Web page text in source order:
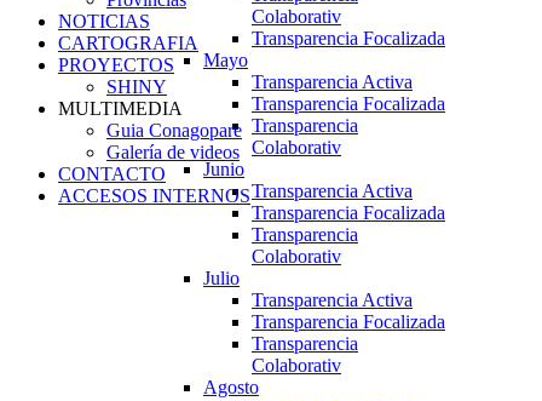
Colaborativ
Transparencia Focalizada
Mayo
Transparencia Activa
Transparencia Focalizada
Transparencia
Colaborativ
Junio
Transparencia Activa
Transparencia Focalizada
Transparencia
Colaborativ
Julio
Transparencia Activa
Transparencia Focalizada
Transparencia
Colaborativ
Agosto
NOTICIAS
CARTOGRAFIA
PROYECTOS
SHINY
MULTIMEDIA
Guia Conagopare
Galería de videos
CONTACTO
ACCESOS INTERNOS